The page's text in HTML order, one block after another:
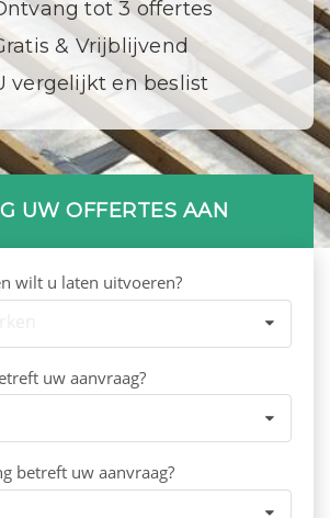
tot 3 offertes
& Vrijblijvend
vergelijkt en beslist
UW OFFERTES AAN
wilt u laten uitvoeren?
uw aanvraag?
betreft uw aanvraag?